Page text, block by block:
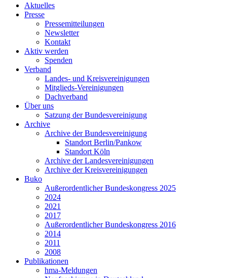
Aktuelles
Presse
Pressemitteilungen
Newsletter
Kontakt
Aktiv werden
Spenden
Verband
Landes- und Kreisvereinigungen
Mitglieds-Vereinigungen
Dachverband
Über uns
Satzung der Bundesvereinigung
Archive
Archive der Bundesvereinigung
Standort Berlin/Pankow
Standort Köln
Archive der Landesvereinigungen
Archive der Kreisvereinigungen
Buko
Außerordentlicher Bundeskongress 2025
2024
2021
2017
Außerordentlicher Bundeskongress 2016
2014
2011
2008
Publikationen
hma-Meldungen